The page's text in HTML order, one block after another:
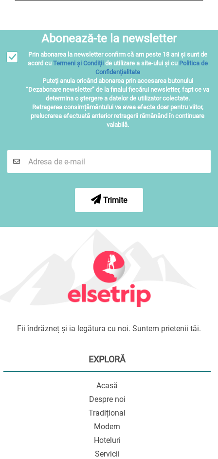
Abonează-te la newsletter
Prin abonarea la newsletter confirm că am peste 18 ani și sunt de
acord cu Termeni și Condițiide utilizare a site-ului și cu Politica de
Confidențialitate
Puteţi anula oricând abonarea prin accesarea butonului
“Dezabonare newsletter” de la finalul fiecărui newsletter, fapt ce va
determina o ştergere a datelor de utilizator colectate.
Retragerea consimțământului va avea efecte doar pentru viitor,
prelucrarea efectuată anterior retragerii rămânând în continuare
valabilă.
Trimite
Fii îndrăzneț și ia legătura cu noi. Suntem prietenii tăi.
EXPLORĂ
Acasă
Despre noi
Tradițional
Modern
Hoteluri
Servicii